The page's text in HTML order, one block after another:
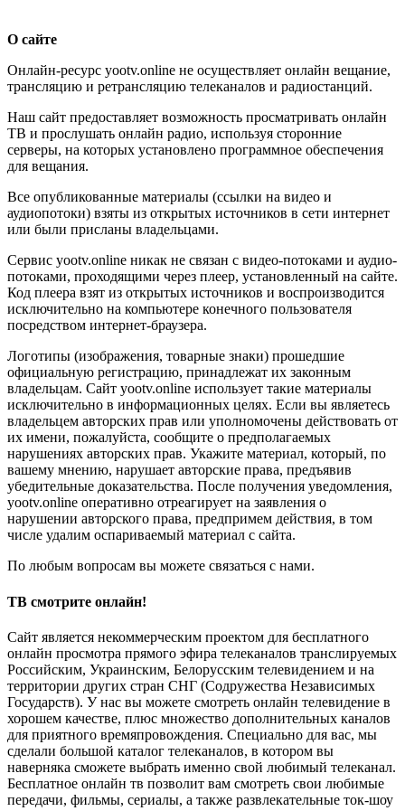
О сайте
Онлайн-ресурс yootv.online не осуществляет онлайн вещание,
трансляцию и ретрансляцию телеканалов и радиостанций.
Наш сайт предоставляет возможность просматривать онлайн
ТВ и прослушать онлайн радио, используя сторонние
серверы, на которых установлено программное обеспечения
для вещания.
Все опубликованные материалы (ссылки на видео и
аудиопотоки) взяты из открытых источников в сети интернет
или были присланы владельцами.
Сервис yootv.online никак не связан с видео-потоками и аудио-
потоками, проходящими через плеер, установленный на сайте.
Код плеера взят из открытых источников и воспроизводится
исключительно на компьютере конечного пользователя
посредством интернет-браузера.
Логотипы (изображения, товарные знаки) прошедшие
официальную регистрацию, принадлежат их законным
владельцам. Сайт yootv.online использует такие материалы
исключительно в информационных целях. Если вы являетесь
владельцем авторских прав или уполномочены действовать от
их имени, пожалуйста, сообщите о предполагаемых
нарушениях авторских прав. Укажите материал, который, по
вашему мнению, нарушает авторские права, предъявив
убедительные доказательства. После получения уведомления,
yootv.online оперативно отреагирует на заявления о
нарушении авторского права, предпримем действия, в том
числе удалим оспариваемый материал с сайта.
По любым вопросам вы можете связаться с нами.
ТВ смотрите онлайн!
Сайт является некоммерческим проектом для бесплатного
онлайн просмотра прямого эфира телеканалов транслируемых
Российским, Украинским, Белорусским телевидением и на
территории других стран СНГ (Содружества Независимых
Государств). У нас вы можете смотреть онлайн телевидение в
хорошем качестве, плюс множество дополнительных каналов
для приятного времяпровождения. Специально для вас, мы
сделали большой каталог телеканалов, в котором вы
наверняка сможете выбрать именно свой любимый телеканал.
Бесплатное онлайн тв позволит вам смотреть свои любимые
передачи, фильмы, сериалы, а также развлекательные ток-шоу